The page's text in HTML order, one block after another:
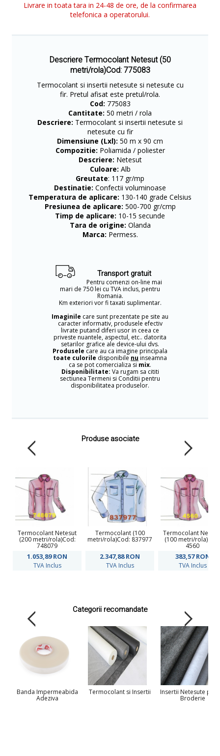
Livrare in toata tara in 24-48 de ore, de la confirmarea
telefonica a operatorului.
Descriere Termocolant Netesut (50
metri/rola)Cod: 775083
Termocolant si insertii netesute si netesute cu
fir. Pretul afisat este pretul/rola.
Cod: 775083
Cantitate: 50 metri / rola
Descriere: Termocolant si insertii netesute si
netesute cu fir
Dimensiune (Lxl): 50 m x 90 cm
Compozitie: Poliamida / poliester
Descriere: Netesut
Culoare: Alb
Greutate: 117 gr/mp
Destinatie: Confectii voluminoase
Temperatura de aplicare: 130-140 grade Celsius
Presiunea de aplicare: 500-700 gr/cmp
Timp de aplicare: 10-15 secunde
Tara de origine: Olanda
Marca: Permess.
Transport gratuit
Pentru comenzi on-line mai
mari de 750 lei cu TVA inclus, pentru
Romania.
Km exteriori vor fi taxati suplimentar.
Imaginile care sunt prezentate pe site au
caracter informativ, produsele efectiv
livrate putand diferi usor in ceea ce
priveste nuantele, aspectul, etc.. datorita
setarilor grafice ale device-ului dvs.
Produsele care au ca imagine principala
toate culorile disponibile nu inseamna
ca se pot comercializa si mix.
Disponibilitate: Va rugam sa cititi
sectiunea Termeni si Conditii pentru
disponibilitatea produselor.
Produse asociate
Termocolant Netesut
(200 metri/rola)Cod:
748079
1.053,89RON
TVA Inclus
Termocolant (100
metri/rola)Cod: 837977
2.347,88RON
TVA Inclus
Termocolant
(100 metri/
4560
383,57RON
TVA Inclus
Categorii recomandate
Banda Impermeabida
Adeziva
Termocolant si Insertii Insertii Netesute
Broderie